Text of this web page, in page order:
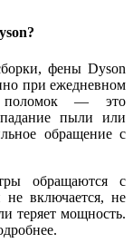
фены Dyson
при ежедневном
поломок — это
пыли или
обращение с
обращаются с
включается, не
теряет мощность.